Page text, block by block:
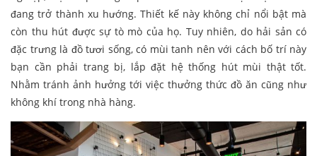
đang trở thành xu hướng. Thiết kế này không chỉ nổi bật mà
còn thu hút được sự tò mò của họ. Tuy nhiên, do hải sản có
đặc trưng là đồ tươi sống, có mùi tanh nên với cách bố trí này
bạn cần phải trang bị, lắp đặt hệ thống hút mùi thật tốt.
Nhằm tránh ảnh hưởng tới việc thưởng thức đồ ăn cũng như
không khí trong nhà hàng.